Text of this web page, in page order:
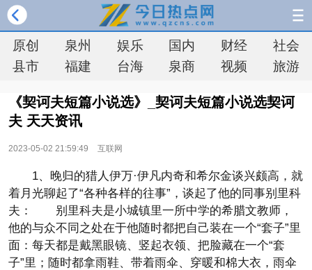
原创 泉州 娱乐 国内 财经
社会
县市
福建 台海 泉商 视频 旅游
《契诃夫短篇小说选》_契诃夫短篇小说选契诃
夫 天天资讯
2023-05-02 21:59:49 互联网
1、晚归的猎人伊万·伊凡内奇和希尔金谈兴颇高，就
着月光聊起了“各种各样的往事”，谈起了他的同事别里科
夫： 别里科夫是小城镇里一所中学的希腊文教师，
他的与众不同之处在于他随时都把自己装在一个“套子”里
面：每天都是戴黑眼镜、竖起衣领、把脸藏在一个“套
子”里；随时都拿雨鞋、带着雨伞、穿暖和棉大衣，雨伞